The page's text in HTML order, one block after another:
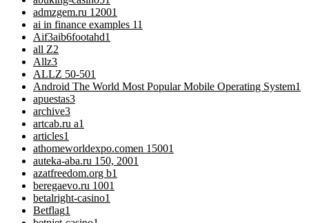
admzgem.ru 12001
ai in finance examples 11
Aif3aib6footahd1
all Z2
Allz3
ALLZ 50-501
Android The World Most Popular Mobile Operating System1
apuestas3
archive3
artcab.ru a1
articles1
athomeworldexpo.comen 15001
auteka-aba.ru 150, 2001
azatfreedom.org b1
beregaevo.ru 1001
betalright-casino1
Betflag1